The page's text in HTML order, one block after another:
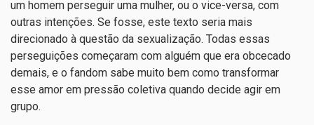
um homem perseguir uma mulher, ou o vice-versa, com
outras intenções. Se fosse, este texto seria mais
direcionado à questão da sexualização. Todas essas
perseguições começaram com alguém que era obcecado
demais, e o fandom sabe muito bem como transformar
esse amor em pressão coletiva quando decide agir em
grupo.